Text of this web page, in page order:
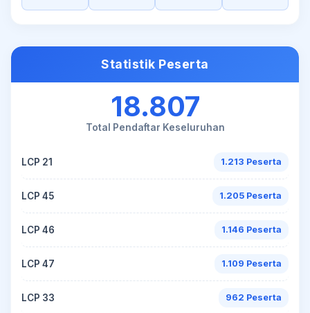
Statistik Peserta
18.807
Total Pendaftar Keseluruhan
LCP 21 1.213 Peserta
LCP 45 1.205 Peserta
LCP 46 1.146 Peserta
LCP 47 1.109 Peserta
LCP 33 962 Peserta